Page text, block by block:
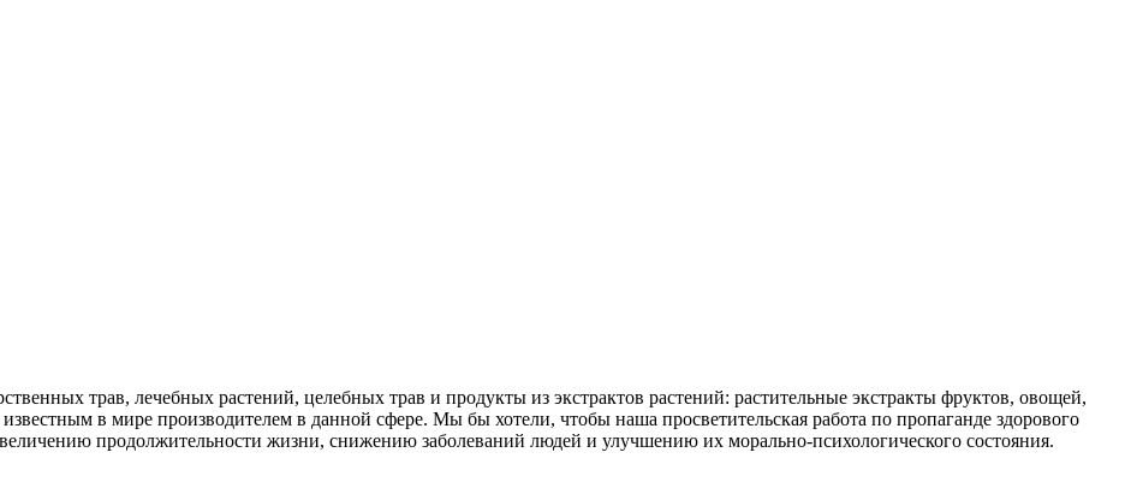
трав, лечебных растений, целебных трав и продукты из экстрактов растений: растительные экстракты фруктов, овощей,
в мире производителем в данной сфере. Мы бы хотели, чтобы наша просветительская работа по пропаганде здорового
продолжительности жизни, снижению заболеваний людей и улучшению их морально-психологического состояния.